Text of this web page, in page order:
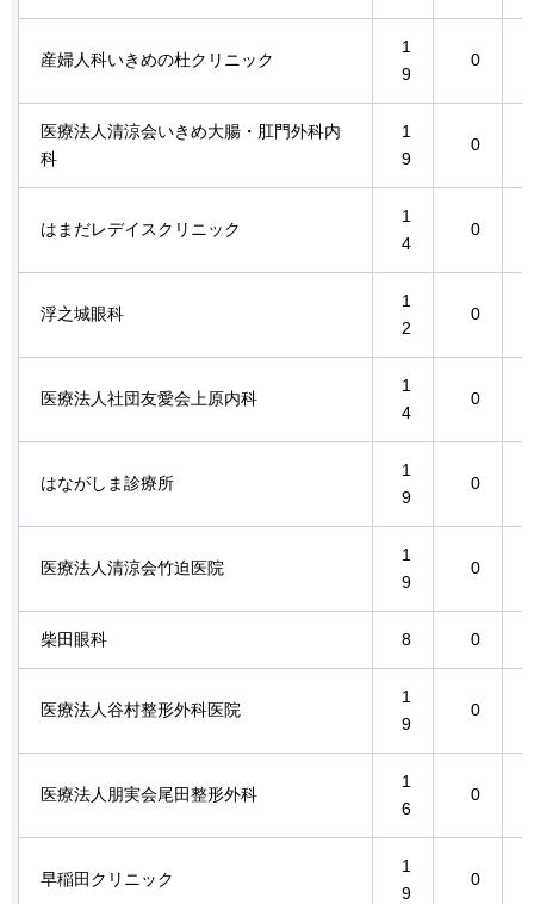
産婦人科いきめの杜クリニック
1
9
0
医療法人清涼会いきめ大腸・肛門外科内
科
1
9
0
はまだレデイスクリニック
1
4
0
浮之城眼科
1
2
0
医療法人社団友愛会上原内科
1
4
0
はながしま診療所
1
9
0
医療法人清涼会竹迫医院
1
9
0
柴田眼科 8 0
医療法人谷村整形外科医院
1
9
0
医療法人朋実会尾田整形外科
1
6
0
早稲田クリニック
1
9
0